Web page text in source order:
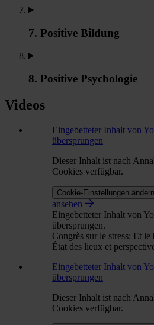
7. Positive Bildung
8. Positive Psychologie
Videos
Eingebetteter Inhalt von
übersprungen
Dieser Inhalt ist nach
Cookies verfügbar.
Cookie-Einstellungen ändern
ansehen
Eingebetteter Inhalt von
übersprungen.
Congrès sur le stress: Et
État des lieux et
Eingebetteter Inhalt von
übersprungen
Dieser Inhalt ist nach
Cookies verfügbar.